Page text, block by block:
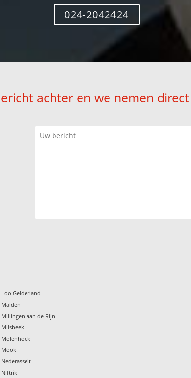
024-2042424
achter en we nemen
Loo Gelderland
Malden
Millingen aan de Rijn
Milsbeek
Molenhoek
Mook
Niftrik